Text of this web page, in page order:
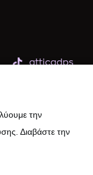
atticadps
την
Διαβάστε την